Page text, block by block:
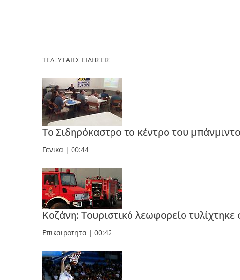
ΤΕΛΕΥΤΑΙΕΣ ΕΙΔΗΣΕΙΣ
Το Σιδηρόκαστρο το κέντρο του
Γενικα | 00:44
Κοζάνη: Τουριστικό λεωφορείο τυλίχτηκε
Επικαιροτητα | 00:42